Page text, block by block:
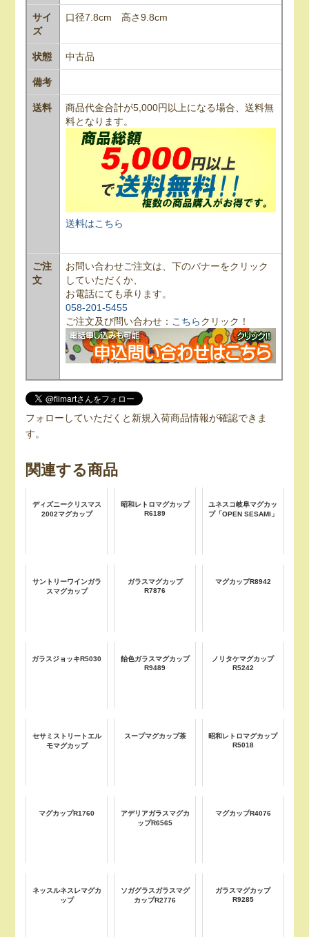
サイ
ズ
口径7.8cm 高さ9.8cm
状態 中古品
備考
送料
商品代金合計が5,000円以上になる場合、送料無
料となります。
送料はこちら
ご注
文
お問い合わせご注文は、下のバナーをクリック
していただくか、
お電話にても承ります。
058-201-5455
ご注文及び問い合わせ： こちらクリック！
フォローしていただくと新規入荷商品情報が確認できま
す。
関連する商品
ディズニークリスマス
2002マグカップ
昭和レトロマグカップ
R6189
ユネスコ岐阜マグカッ
プ「OPEN SESAMI」
サントリーワインガラ
スマグカップ
ガラスマグカップ
R7876
マグカップR8942
ガラスジョッキR5030
飴色ガラスマグカップ
R9489
ノリタケマグカップ
R5242
セサミストリートエル
モマグカップ
スープマグカップ茶
昭和レトロマグカップ
R5018
マグカップR1760
アデリアガラスマグカ
ップR6565
マグカップR4076
ネッスルネスレマグカ
ップ
ソガグラスガラスマグ
カップR2776
ガラスマグカップ
R9285